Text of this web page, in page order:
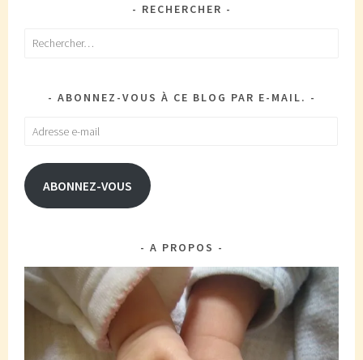
RECHERCHER
Rechercher :
ABONNEZ-VOUS À CE BLOG PAR E-MAIL.
Adresse
mail
ABONNEZ-VOUS
A PROPOS